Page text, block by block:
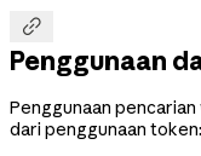

Penggunaan
Penggunaan
dari penggunaan token: